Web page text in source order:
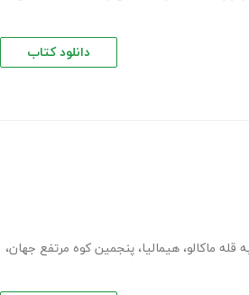
دانلود کتاب
قله ماکالو، هیمالیا، پنجمین کوه مرتفع جهان،